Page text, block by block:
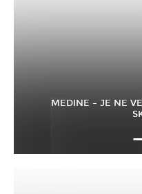
MEDINE – JE NE